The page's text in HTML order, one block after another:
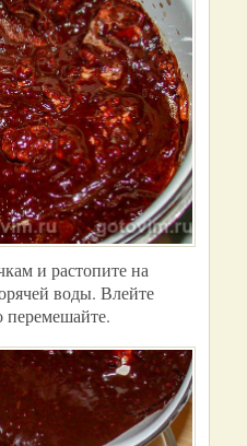
и растопите на
воды. Влейте
перемешайте.